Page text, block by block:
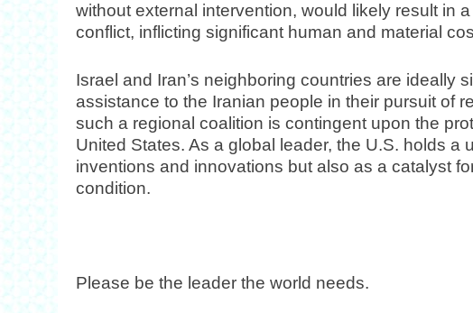
without external intervention, would likely result in
conflict, inflicting significant human and material
Israel and Iran’s neighboring countries are ideally
assistance to the Iranian people in their pursuit of
such a regional coalition is contingent upon the
United States. As a global leader, the U.S. holds a
inventions and innovations but also as a catalyst
condition.
Please be the leader the world needs.